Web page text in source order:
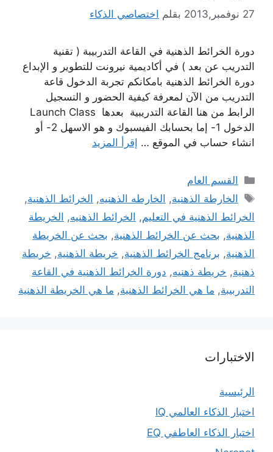
27 نوفمبر,2013 بقلم اختصاصي الذكاء
دورة الخرائط الذهنية في القاعة التدربيبة ( تقنية
التدريب عن بعد ) في أكاديمية نيرونت للتطوير و الإبداع
دورة الخرائط الذهنية بامكانكم تجربة الدخول قاعة
التدريب من الآن لمعرفة كيفية الحضور و التسجيل
الرابط من هنا القاعة التدريبية بعدها Launch Class
الدخول 1- إما بحسابك الفيسبوك و هو الاسهل 2- أو
انشاء حساب في الموقع … إقرأ المزيد
التصنيفات
القسم العام
الوسوم
الخارطة الذهنية, الخارطه الذهنيه, الخرائط الذهنية,
الخرائط الذهنية في التعليم, الخرائط الذهنيه, الخريطة
الذهنية, بحث عن الخرائط الذهنية, بحث عن الخريطة
الذهنية, برنامج الخرائط الذهنية, خريطة الذهنية, خريطة
ذهنية, خريطة ذهنيه, دورة الخرائط الذهنية في القاعة
التدربيبة, ما هي الخرائط الذهنية, ما هي الخريطة الذهنية
الاختبارات
الرئيسية
اختبار الذكاء العالمي IQ
اختبار الذكاء العاطفي EQ